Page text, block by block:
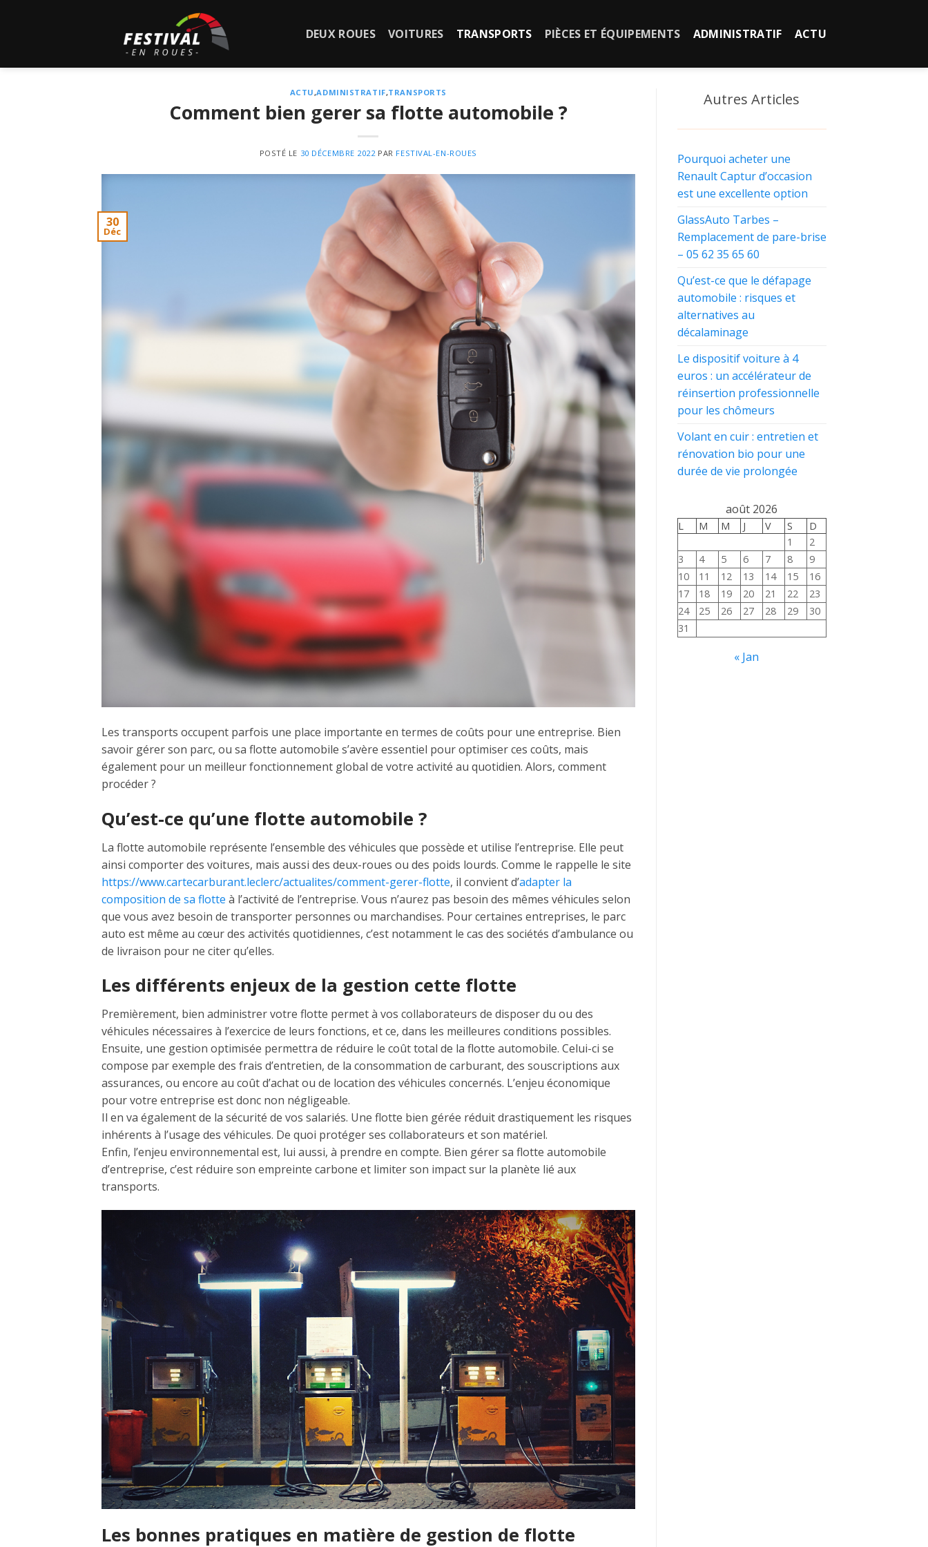
DEUX ROUES VOITURES TRANSPORTS PIÈCES ET ÉQUIPEMENTS ADMINISTRATIF ACTU
ACTU,ADMINISTRATIF,TRANSPORTS
Comment bien gerer sa flotte automobile ?
POSTÉ LE 30 DÉCEMBRE 2022 PAR FESTIVAL-EN-ROUES
30
Déc
Les transports occupent parfois une place importante en termes de coûts pour une entreprise. Bien
savoir gérer son parc, ou sa flotte automobile s’avère essentiel pour optimiser ces coûts, mais
également pour un meilleur fonctionnement global de votre activité au quotidien. Alors, comment
procéder ?
Qu’est-ce qu’une flotte automobile ?
La flotte automobile représente l’ensemble des véhicules que possède et utilise l’entreprise. Elle peut
ainsi comporter des voitures, mais aussi des deux-roues ou des poids lourds. Comme le rappelle le site
https://www.cartecarburant.leclerc/actualites/comment-gerer-flotte, il convient d’adapter la
composition de sa flotte à l’activité de l’entreprise. Vous n’aurez pas besoin des mêmes véhicules selon
que vous avez besoin de transporter personnes ou marchandises. Pour certaines entreprises, le parc
auto est même au cœur des activités quotidiennes, c’est notamment le cas des sociétés d’ambulance ou
de livraison pour ne citer qu’elles.
Les différents enjeux de la gestion cette flotte
Premièrement, bien administrer votre flotte permet à vos collaborateurs de disposer du ou des
véhicules nécessaires à l’exercice de leurs fonctions, et ce, dans les meilleures conditions possibles.
Ensuite, une gestion optimisée permettra de réduire le coût total de la flotte automobile. Celui-ci se
compose par exemple des frais d’entretien, de la consommation de carburant, des souscriptions aux
assurances, ou encore au coût d’achat ou de location des véhicules concernés. L’enjeu économique
pour votre entreprise est donc non négligeable.
Il en va également de la sécurité de vos salariés. Une flotte bien gérée réduit drastiquement les risques
inhérents à l’usage des véhicules. De quoi protéger ses collaborateurs et son matériel.
Enfin, l’enjeu environnemental est, lui aussi, à prendre en compte. Bien gérer sa flotte automobile
d’entreprise, c’est réduire son empreinte carbone et limiter son impact sur la planète lié aux
transports.
Les bonnes pratiques en matière de gestion de flotte
Autres Articles
Pourquoi acheter une
Renault Captur d’occasion
est une excellente option
GlassAuto Tarbes –
Remplacement de pare-brise
– 05 62 35 65 60
Qu’est-ce que le défapage
automobile : risques et
alternatives au
décalaminage
Le dispositif voiture à 4
euros : un accélérateur de
réinsertion professionnelle
pour les chômeurs
Volant en cuir : entretien et
rénovation bio pour une
durée de vie prolongée
août 2026
L M M J V S
D
1
2
3
4 5 6 7 8
9
10
11 12 13 14 15
16
17
18 19 20 21 22
23
24
25 26 27 28 29
30
31
« Jan